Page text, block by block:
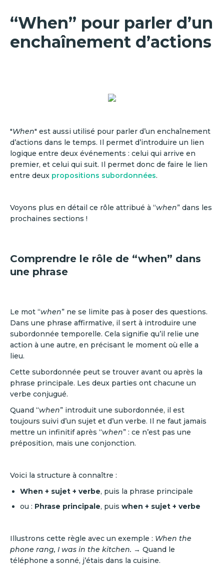
“When” pour parler d’un
enchaînement d’actions
"When" est aussi utilisé pour parler d’un enchaînement
d’actions dans le temps. Il permet d’introduire un lien
logique entre deux événements : celui qui arrive en
premier, et celui qui suit. Il permet donc de faire le lien
entre deux propositions subordonnées.
Voyons plus en détail ce rôle attribué à “when” dans les
prochaines sections !
Comprendre le rôle de “when” dans
une phrase
Le mot “when” ne se limite pas à poser des questions.
Dans une phrase affirmative, il sert à introduire une
subordonnée temporelle. Cela signifie qu’il relie une
action à une autre, en précisant le moment où elle a
lieu.
Cette subordonnée peut se trouver avant ou après la
phrase principale. Les deux parties ont chacune un
verbe conjugué.
Quand “when” introduit une subordonnée, il est
toujours suivi d’un sujet et d’un verbe. Il ne faut jamais
mettre un infinitif après “when” : ce n’est pas une
préposition, mais une conjonction.
Voici la structure à connaître :
When + sujet + verbe, puis la phrase principale
ou : Phrase principale, puis when + sujet + verbe
Illustrons cette règle avec un exemple : When the
phone rang, I was in the kitchen. → Quand le
téléphone a sonné, j’étais dans la cuisine.